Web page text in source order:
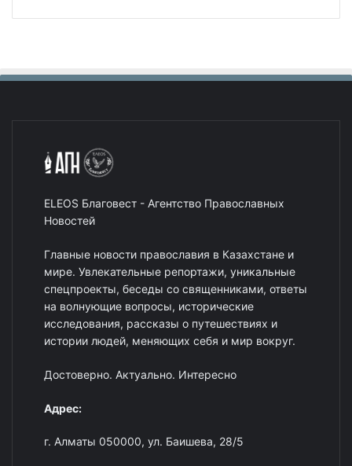
ELEOS Благовест - Агентство Православных
Новостей
Главные новости православия в Казахстане и
мире. Увлекательные репортажи, уникальные
спецпроекты, беседы со священниками, ответы
на волнующие вопросы, исторические
исследования, рассказы о путешествиях и
истории людей, меняющих себя и мир вокруг.
Достоверно. Актуально. Интересно
Адрес:
г. Алматы 050000, ул. Баишева, 28/5